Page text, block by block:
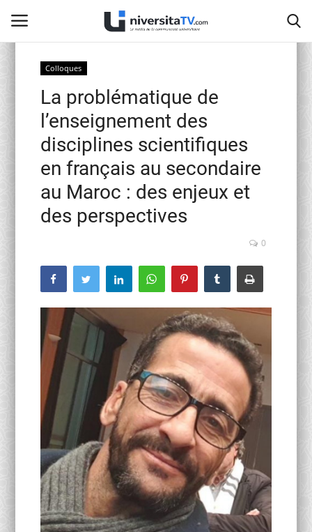
Home
Contact
activités officielles
Education Nationale
Café littéraire de Fès
Recherche Scientifique
Activités Para-Universitaires
Language
Français العربية
Colloques
La problématique de
l’enseignement des
disciplines scientifiques
en français au secondaire
au Maroc : des enjeux et
des perspectives
0